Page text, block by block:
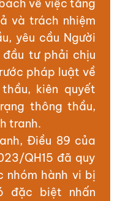
về việc tăng
và trách nhiệm
yêu cầu Người
tư phải chịu
pháp luật về
kiên quyết
thông thầu,
tranh.
Điều 89 của
QH15 đã quy
hành vi bị
đặc biệt nhấn